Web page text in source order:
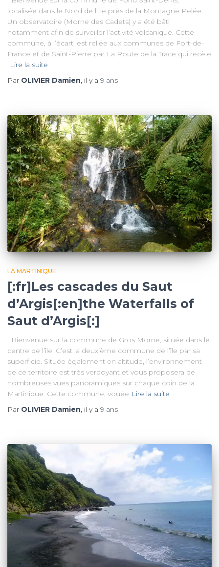
localisée dans le Nord de l’Île près de la Montagne Pelée.
Un observatoire (Morne des Cadets) y a été bâti
notamment afin de surveiller l’activité volcanique. Cette
commune, à l’écart, est reliée aux communes de Fort-de-
France et de Saint-Pierre par La Route de la Trace qui recèle
Lire la suite
Par OLIVIER Damien, il y a 9 ans
LA MARTINIQUE
[:fr]Les cascades du Saut
d’Argis[:en]the Waterfalls of
Saut d’Argis[:]
Bienvenue sur la commune de Gros Morne, située dans le
centre de l’île. C’est la deuxième commune de l’île par sa
superficie. Située également en altitude, l’environnement
de ce territoire est très verdoyant et vous proposera de
nombreuses vues panoramiques sur chaque coin de la
Martinique. Cette commune, vouée Lire la suite
Par OLIVIER Damien, il y a 9 ans